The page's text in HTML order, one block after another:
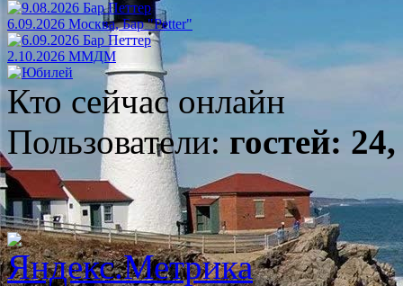
6.09.2026 Москва, Бар "Petter"
2.10.2026 ММДМ
Кто сейчас онлайн
Пользователи: гостей: